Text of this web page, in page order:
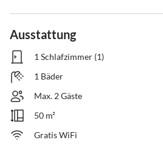
Ausstattung
1 Schlafzimmer (1)
1 Bäder
Max. 2 Gäste
50 m²
Gratis WiFi